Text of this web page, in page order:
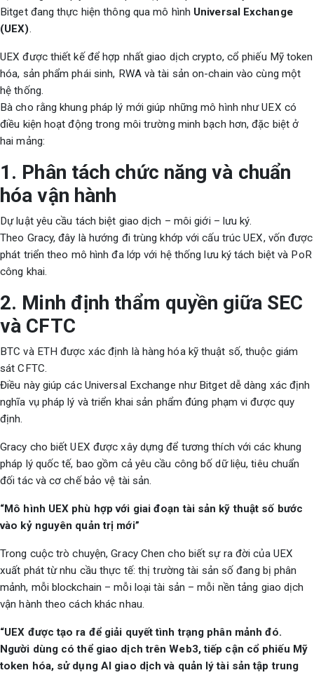
Bitget đang thực hiện thông qua mô hình Universal Exchange
(UEX).
UEX được thiết kế để hợp nhất giao dịch crypto, cổ phiếu Mỹ token
hóa, sản phẩm phái sinh, RWA và tài sản on-chain vào cùng một
hệ thống.
Bà cho rằng khung pháp lý mới giúp những mô hình như UEX có
điều kiện hoạt động trong môi trường minh bạch hơn, đặc biệt ở
hai mảng:
1. Phân tách chức năng và chuẩn
hóa vận hành
Dự luật yêu cầu tách biệt giao dịch – môi giới – lưu ký.
Theo Gracy, đây là hướng đi trùng khớp với cấu trúc UEX, vốn được
phát triển theo mô hình đa lớp với hệ thống lưu ký tách biệt và PoR
công khai.
2. Minh định thẩm quyền giữa SEC
và CFTC
BTC và ETH được xác định là hàng hóa kỹ thuật số, thuộc giám
sát CFTC.
Điều này giúp các Universal Exchange như Bitget dễ dàng xác định
nghĩa vụ pháp lý và triển khai sản phẩm đúng phạm vi được quy
định.
Gracy cho biết UEX được xây dựng để tương thích với các khung
pháp lý quốc tế, bao gồm cả yêu cầu công bố dữ liệu, tiêu chuẩn
đối tác và cơ chế bảo vệ tài sản.
“Mô hình UEX phù hợp với giai đoạn tài sản kỹ thuật số bước
vào kỷ nguyên quản trị mới”
Trong cuộc trò chuyện, Gracy Chen cho biết sự ra đời của UEX
xuất phát từ nhu cầu thực tế: thị trường tài sản số đang bị phân
mảnh, mỗi blockchain – mỗi loại tài sản – mỗi nền tảng giao dịch
vận hành theo cách khác nhau.
“UEX được tạo ra để giải quyết tình trạng phân mảnh đó.
Người dùng có thể giao dịch trên Web3, tiếp cận cổ phiếu Mỹ
token hóa, sử dụng AI giao dịch và quản lý tài sản tập trung